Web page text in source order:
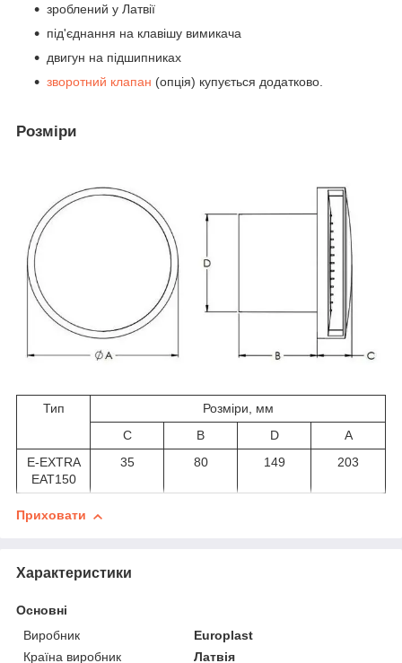
зроблений у Латвії
під'єднання на клавішу вимикача
двигун на підшипниках
зворотний клапан (опція) купується додатково.
Розміри
Тип
Розміри, мм
C
B D
A
E-EXTRA
EAT150
35 80 149 203
Приховати
Характеристики
Основні
Виробник
Europlast
Країна виробник
Латвія